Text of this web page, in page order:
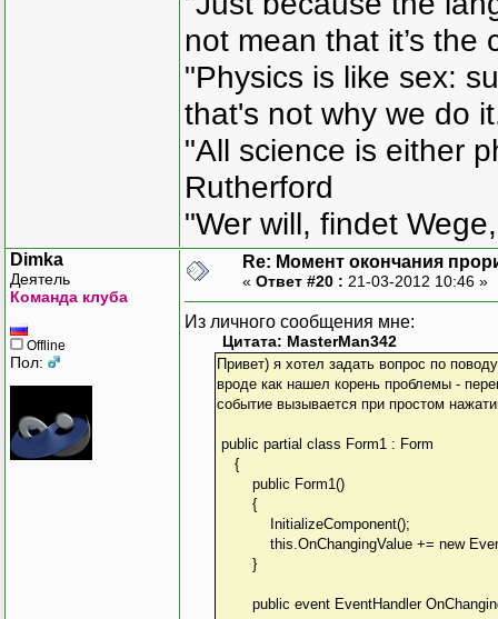
not mean that it’s the
"Physics is like sex:
that's not why we do
"All science is either
Rutherford
"Wer will, findet
Dimka
Деятель
Команда клуба
Offline
Пол:
Re: Момент окончания
« Ответ #20 : 21-03-2012 10:46 »
Из личного сообщения мне:
Цитата: MasterMan342
Привет) я хотел задать вопрос по
вроде как нашел корень проблемы -
событие вызывается при простом
public partial class Form1 : Form
{
public Form1()
{
InitializeComponent();
this.OnChangingValue += new
}
public event EventHandler